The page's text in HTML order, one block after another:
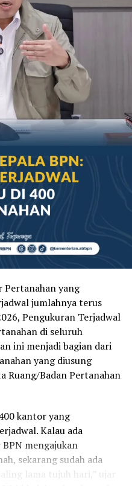
yang
jumlahnya terus
Pengukuran Terjadwal
di seluruh
ini menjadi bagian dari
yang diusung
Ruang/Badan Pertanahan
kantor yang
Kalau ada
mengajukan
sekarang sudah ada
lama tujuh hari,” ujar